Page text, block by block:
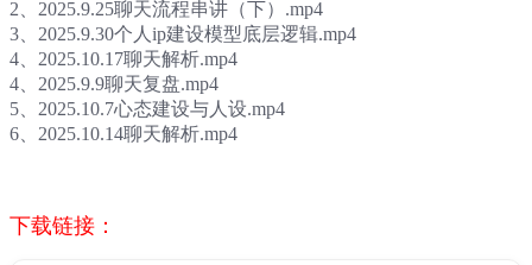
2、2025.9.25聊天流程串讲（下）.mp4
3、2025.9.30个人ip建设模型底层逻辑.mp4
4、2025.10.17聊天解析.mp4
4、2025.9.9聊天复盘.mp4
5、2025.10.7心态建设与人设.mp4
6、2025.10.14聊天解析.mp4
下载链接：